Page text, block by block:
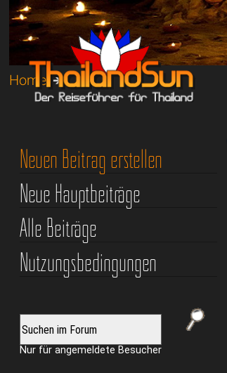
Home➔
Neuen Beitrag erstellen
Neue Hauptbeiträge
Alle Beiträge
Nutzungsbedingungen
Nur für angemeldete Besucher